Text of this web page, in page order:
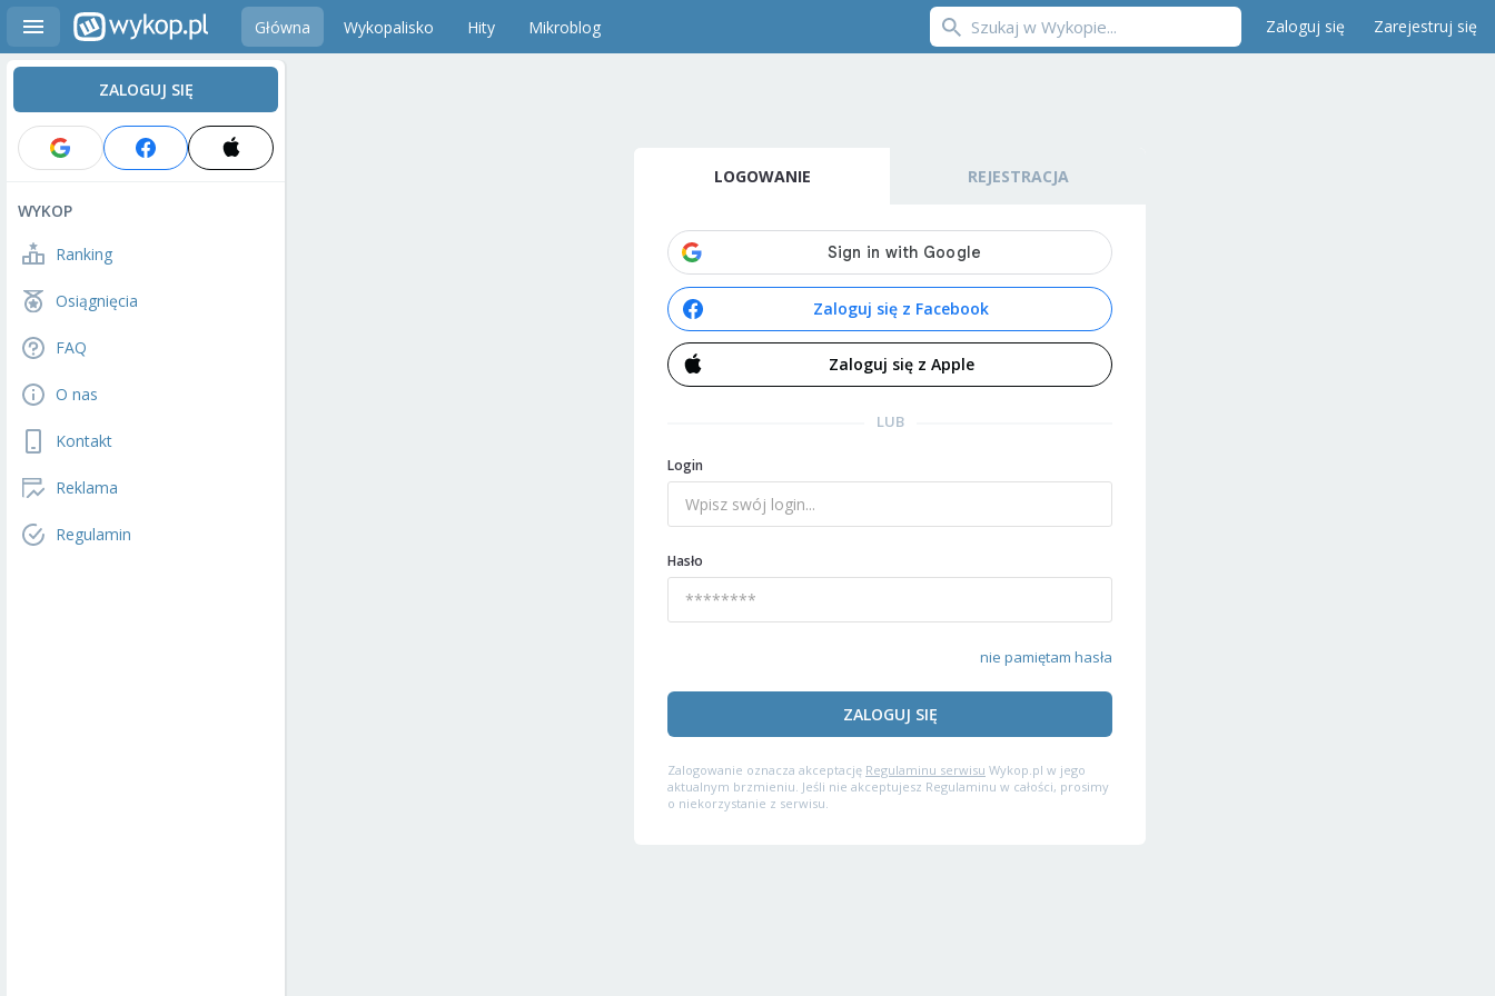
Główna Wykopalisko Hity Mikroblog Zaloguj się Zarejestruj się
ZALOGUJ SIĘ
WYKOP
Ranking
Osiągnięcia
FAQ
O nas
Kontakt
Reklama
Regulamin
LOGOWANIE REJESTRACJA
Zaloguj się z Facebook
Zaloguj się z Apple
LUB
Login
Hasło
nie pamiętam hasła
ZALOGUJ SIĘ
Zalogowanie oznacza akceptację Regulaminu serwisu Wykop.pl w jego
aktualnym brzmieniu. Jeśli nie akceptujesz Regulaminu w całości, prosimy
o niekorzystanie z serwisu.